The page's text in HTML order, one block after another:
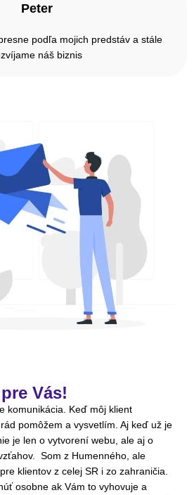
Peter
podľa mojich predstáv a stále
náš biznis
pre Vás!
komunikácia. Keď môj klient
pomôžem a vysvetlím. Aj keď už je
je len o vytvorení webu, ale aj o
Som z Humenného, ale
klientov z celej SR i zo zahraničia.
osobne ak Vám to vyhovuje a